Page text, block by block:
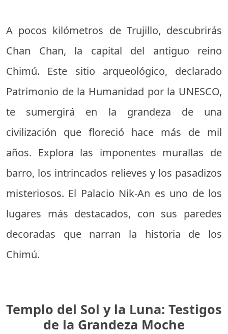
A pocos kilómetros de Trujillo, descubrirás
Chan Chan, la capital del antiguo reino
Chimú. Este sitio arqueológico, declarado
Patrimonio de la Humanidad por la UNESCO,
te sumergirá en la grandeza de una
civilización que floreció hace más de mil
años. Explora las imponentes murallas de
barro, los intrincados relieves y los pasadizos
misteriosos. El Palacio Nik-An es uno de los
lugares más destacados, con sus paredes
decoradas que narran la historia de los
Chimú.
Templo del Sol y la Luna: Testigos
de la Grandeza Moche